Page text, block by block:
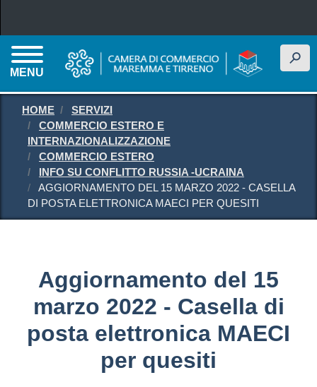
MENU
h
HOME
SERVIZI
COMMERCIO ESTERO E
INTERNAZIONALIZZAZIONE
COMMERCIO ESTERO
INFO SU CONFLITTO RUSSIA -UCRAINA
AGGIORNAMENTO DEL 15 MARZO 2022 - CASELLA
DI POSTA ELETTRONICA MAECI PER QUESITI
Aggiornamento del 15
marzo 2022 - Casella di
posta elettronica MAECI
per quesiti